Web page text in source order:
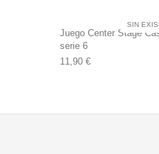
SIN
Juego Center Stage
serie 6
11,90 €